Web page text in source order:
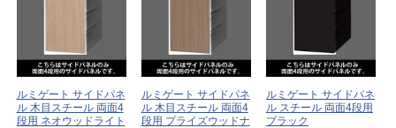
ルミゲート サイドパネ
ル 木目スチール 両面4
段用 ネオウッドライト
ルミゲート サイドパネ
ル 木目スチール 両面4
段用 プライズウッドナ
ルミゲート サイドパネ
ル スチール 両面4段用
ブラック